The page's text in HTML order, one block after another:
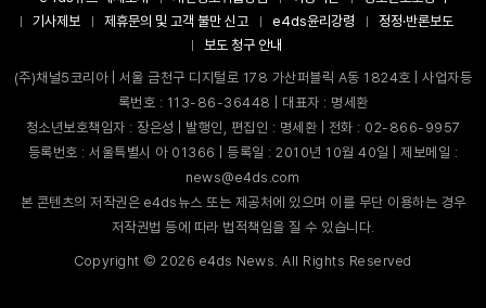
기사제보
제휴문의 및 고객 불만 신고 e4ds윤리강령
정정·반론보도
보도 청구 안내
(주)채널5코리아 | 서울 금천구 디지털로 178 가산퍼블릭 A동 1824호 | 사업자등
록번호 : 113-86-36448 | 대표자 : 명세환
청소년보호책임자 : 장은성 | 발행인, 편집인 : 명세환 | 전화 : 02-866-9957
등록번호 : 서울특별시 아 01366 | 등록일 : 2010년 10월 40일 | 제보메일 :
news@e4ds.com
본 콘텐츠의 저작권은 e4ds뉴스 또는 제공처에 있으며 이를 무단 이용하는 경우
저작권법 등에 따라 법적책임을 질 수 있습니다.
Copyright ©2026 e4ds News. All Rights Reserved